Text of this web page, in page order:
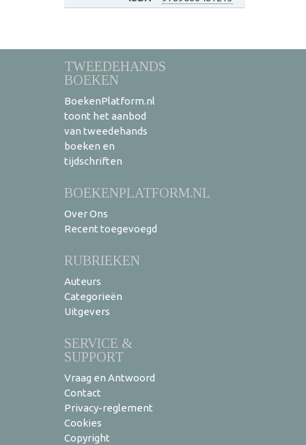
TWEEDEHANDS
BOEKEN
BoekenPlatform.nl
toont het aanbod
van tweedehands
boeken en
tijdschriften
BOEKENPLATFORM.NL
Over Ons
Recent toegevoegd
RUBRIEKEN
Auteurs
Categorieën
Uitgevers
SERVICE &
SUPPORT
Vraag en Antwoord
Contact
Privacy-reglement
Cookies
Copyright